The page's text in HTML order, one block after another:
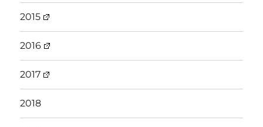
2015
2016
2017
2018